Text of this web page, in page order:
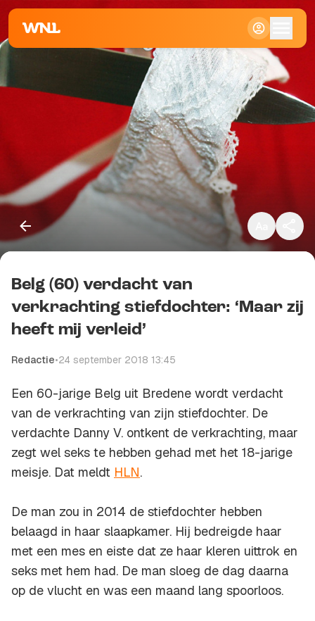
Klein
Standaard
Groot
Belg (60) verdacht van
verkrachting stiefdochter: ‘Maar zij
heeft mij verleid’
Redactie•24 september 2018 13:45
Een 60-jarige Belg uit Bredene wordt verdacht
van de verkrachting van zijn stiefdochter. De
verdachte Danny V. ontkent de verkrachting, maar
zegt wel seks te hebben gehad met het 18-jarige
meisje. Dat meldt HLN.
De man zou in 2014 de stiefdochter hebben
belaagd in haar slaapkamer. Hij bedreigde haar
met een mes en eiste dat ze haar kleren uittrok en
seks met hem had. De man sloeg de dag daarna
op de vlucht en was een maand lang spoorloos.